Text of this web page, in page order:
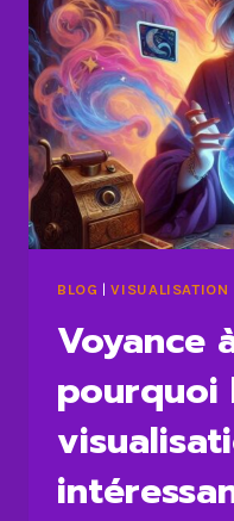
BLOG |VISUALISATION
Voyance
pourquoi